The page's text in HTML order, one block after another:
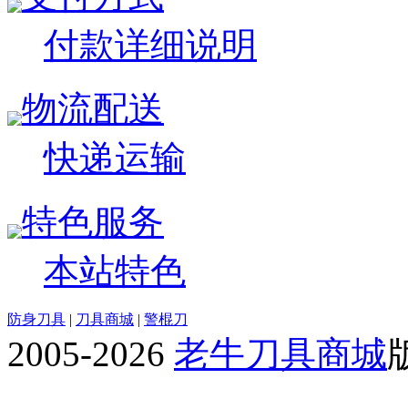
付款详细说明
物流配送
快递运输
特色服务
本站特色
防身刀具 | 刀具商城 | 警棍刀
2005-2026 老牛刀具商城